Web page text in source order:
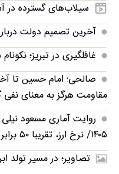
سیلاب‌های گسترده در آسام هند؛ ۹۷
آخرین تصمیم دولت
غافلگیری در تبریز؛
صالحی: امام حسین تا
مقاومت هرگز به معنای
۱۴۰۵/ نرخ ارز، تقریبا ۵۰ برابر شده
تصاویر؛ در مسیر تولد